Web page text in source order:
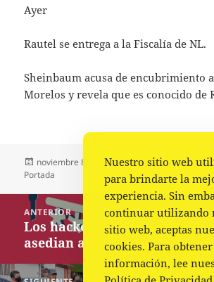
Ayer
Rautel se entrega a la Fiscalía de NL.
Sheinbaum acusa de encubrimiento
Morelos y revela que es conocido de
Publicado
el
noviembre 8, 2022 Autor
Fuente Nacional
Portada
Navegación
entradas
ANTERIOR
Entrada
anterior:
Los hackeos a instituciones
asedian al Gobierno de López
Nuestro sitio web
para brindarte la
experiencia. Sin
continuar utilizando
sitio web, aceptas
cookies. Para obtener
información, lee